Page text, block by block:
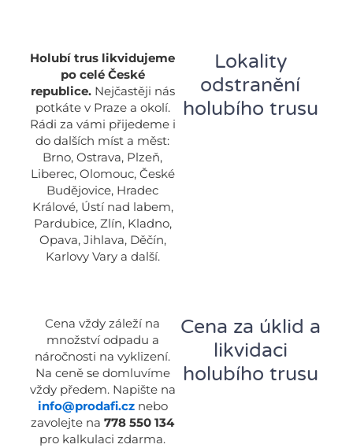
Lokality
odstranění
holubího trusu
Holubí trus likvidujeme
po celé České
republice.Nejčastěji nás
potkáte v Praze a okolí.
Rádi za vámi přijedeme i
do dalších míst a měst:
Brno, Ostrava, Plzeň,
Liberec, Olomouc, České
Budějovice, Hradec
Králové, Ústí nad labem,
Pardubice, Zlín, Kladno,
Opava, Jihlava, Děčín,
Karlovy Vary a další.
Cena za úklid a
likvidaci
holubího trusu
Cena vždy záleží na
množství odpadu a
náročnosti na vyklizení.
Na ceně se domluvíme
vždy předem. Napište na
info@prodafi.cznebo
zavolejte na778 550 134
pro kalkulaci zdarma.